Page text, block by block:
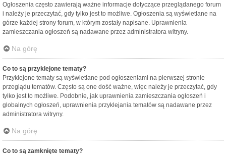
Ogłoszenia często zawierają ważne informacje dotyczące przeglądanego forum
i należy je przeczytać, gdy tylko jest to możliwe. Ogłoszenia są wyświetlane na
górze każdej strony forum, w którym zostały napisane. Uprawnienia
zamieszczania ogłoszeń są nadawane przez administratora witryny.
Na górę
Co to są przyklejone tematy?
Przyklejone tematy są wyświetlane pod ogłoszeniami na pierwszej stronie
przeglądu tematów. Często są one dość ważne, więc należy je przeczytać, gdy
tylko jest to możliwe. Podobnie, jak uprawnienia zamieszczania ogłoszeń i
globalnych ogłoszeń, uprawnienia przyklejania tematów są nadawane przez
administratora witryny.
Na górę
Co to są zamknięte tematy?